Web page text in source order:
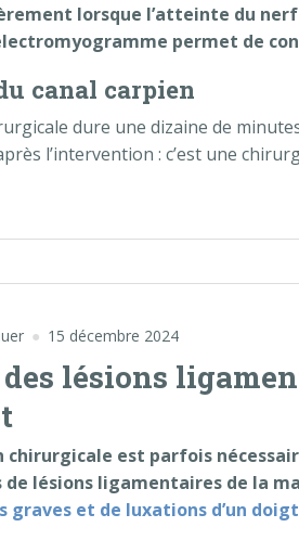
lorsque l’atteinte du
permet de
canal carpien
dure une dizaine de
l’intervention : c’est une
15 décembre 2024
lésions
est parfois
lésions ligamentaires de la
graves et de luxations d’un